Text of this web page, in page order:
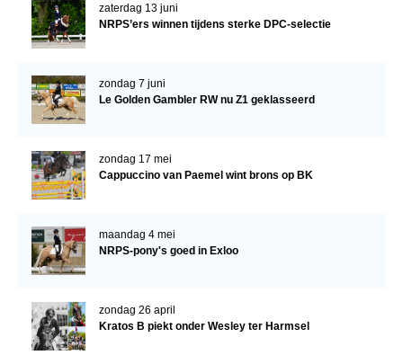
REGIO'S
Regio Noord
Regio Midden
Regio West
Regio Zuid
KALENDER
zaterdag 13 juni
NRPS’ers winnen tijdens sterke DPC-selectie
zondag 7 juni
Le Golden Gambler RW nu Z1 geklasseerd
zondag 17 mei
Cappuccino van Paemel wint brons op BK
maandag 4 mei
NRPS-pony's goed in Exloo
zondag 26 april
Kratos B piekt onder Wesley ter Harmsel